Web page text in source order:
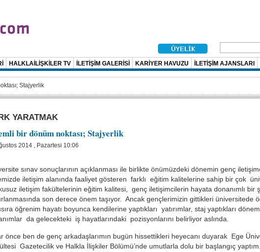
HALKLAİLİŞKİLER TV İLETİŞİM GALERİSİ KARİYER HAVUZU İLETİŞİM AJANSLARI
Stajyerlik
YARATMAK
bir dönüm noktası; Stajyerlik
2014 , Pazartesi 10:06
sınav sonuçlarının açıklanması ile birlikte önümüzdeki dönemin genç
iletişim alanında faaliyet gösteren farklı eğitim kalitelerine sahip bir çok
iletişim fakültelerinin eğitim kalitesi, genç iletişimcilerin hayata donanımlı bir
son derece önem taşıyor. Ancak gençlerimizin gittikleri üniversitede
öğrenim hayatı boyunca kendilerine yaptıkları yatırımlar, staj yaptıkları
da gelecekteki iş hayatlarındaki pozisyonlarını belirliyor aslında.
önce ben de genç arkadaşlarımın bugün hissettikleri heyecanı duyarak Ege
Gazetecilik ve Halkla İlişkiler Bölümü’nde umutlarla dolu bir başlangıç